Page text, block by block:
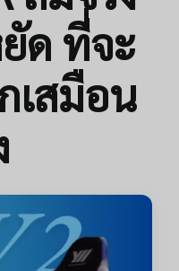
ด ที่จะ
เสมือน